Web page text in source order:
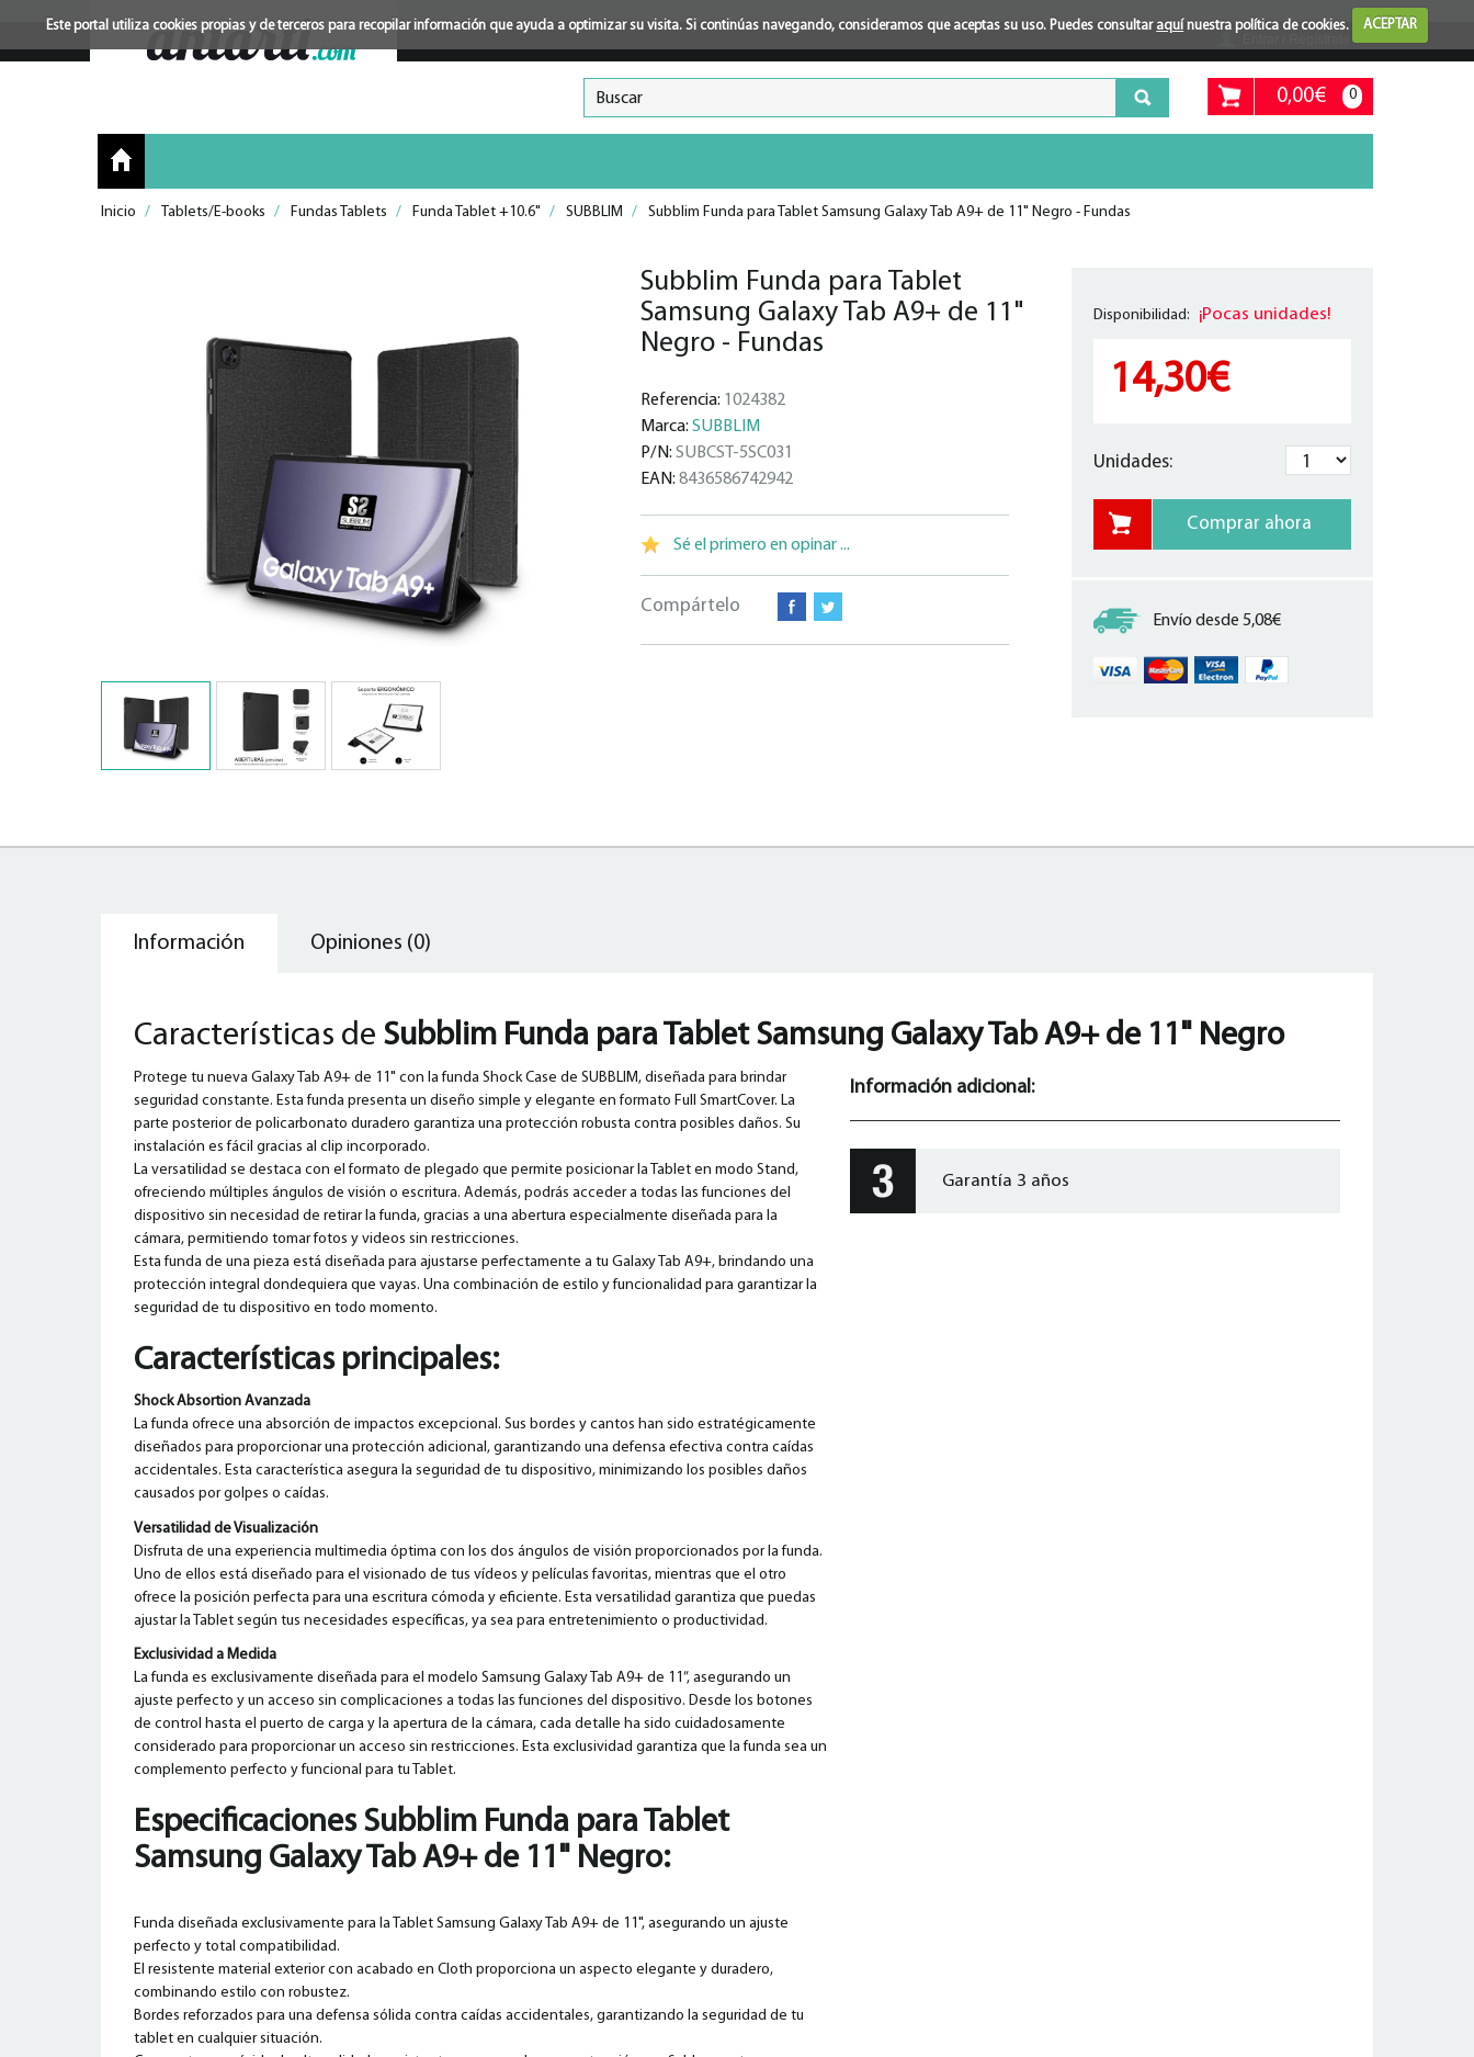
Este portal utiliza cookies propias y de terceros para recopilar información que ayuda a optimizar su visita. Si continúas navegando, consideramos que aceptas su uso. Puedes consultar aquínuestra política de cookies. ACEPTAR
0,00€ 0
Inicio / Tablets/E-books / Fundas Tablets / Funda Tablet +10.6" / SUBBLIM / Subblim Funda para Tablet Samsung Galaxy Tab A9+ de 11" Negro - Fundas
Subblim Funda para Tablet
Samsung Galaxy Tab A9+ de 11"
Negro - Fundas
Referencia: 1024382
Marca: SUBBLIM
P/N: SUBCST-5SC031
EAN: 8436586742942
Sé el primero en opinar ...
Compártelo
Disponibilidad: ¡Pocas unidades!
14,30€
Unidades:
Envío desde 5,08€
Información Opiniones (0)
Características de Subblim Funda para Tablet Samsung Galaxy Tab A9+ de 11" Negro
Protege tu nueva Galaxy Tab A9+ de 11" con la funda Shock Case de SUBBLIM, diseñada para brindar
seguridad constante. Esta funda presenta un diseño simple y elegante en formato Full SmartCover. La
parte posterior de policarbonato duradero garantiza una protección robusta contra posibles daños. Su
instalación es fácil gracias al clip incorporado.
La versatilidad se destaca con el formato de plegado que permite posicionar la Tablet en modo Stand,
ofreciendo múltiples ángulos de visión o escritura. Además, podrás acceder a todas las funciones del
dispositivo sin necesidad de retirar la funda, gracias a una abertura especialmente diseñada para la
cámara, permitiendo tomar fotos y videos sin restricciones.
Esta funda de una pieza está diseñada para ajustarse perfectamente a tu Galaxy Tab A9+, brindando una
protección integral dondequiera que vayas. Una combinación de estilo y funcionalidad para garantizar la
seguridad de tu dispositivo en todo momento.
Características principales:
Shock Absortion Avanzada
La funda ofrece una absorción de impactos excepcional. Sus bordes y cantos han sido estratégicamente
diseñados para proporcionar una protección adicional, garantizando una defensa efectiva contra caídas
accidentales. Esta característica asegura la seguridad de tu dispositivo, minimizando los posibles daños
causados por golpes o caídas.
Versatilidad de Visualización
Disfruta de una experiencia multimedia óptima con los dos ángulos de visión proporcionados por la funda.
Uno de ellos está diseñado para el visionado de tus vídeos y películas favoritas, mientras que el otro
ofrece la posición perfecta para una escritura cómoda y eficiente. Esta versatilidad garantiza que puedas
ajustar la Tablet según tus necesidades específicas, ya sea para entretenimiento o productividad.
Exclusividad a Medida
La funda es exclusivamente diseñada para el modelo Samsung Galaxy Tab A9+ de 11”, asegurando un
ajuste perfecto y un acceso sin complicaciones a todas las funciones del dispositivo. Desde los botones
de control hasta el puerto de carga y la apertura de la cámara, cada detalle ha sido cuidadosamente
considerado para proporcionar un acceso sin restricciones. Esta exclusividad garantiza que la funda sea un
complemento perfecto y funcional para tu Tablet.
Especificaciones Subblim Funda para Tablet
Samsung Galaxy Tab A9+ de 11" Negro:
Funda diseñada exclusivamente para la Tablet Samsung Galaxy Tab A9+ de 11", asegurando un ajuste
perfecto y total compatibilidad.
El resistente material exterior con acabado en Cloth proporciona un aspecto elegante y duradero,
combinando estilo con robustez.
Bordes reforzados para una defensa sólida contra caídas accidentales, garantizando la seguridad de tu
tablet en cualquier situación.
Información adicional:
Garantía 3 años